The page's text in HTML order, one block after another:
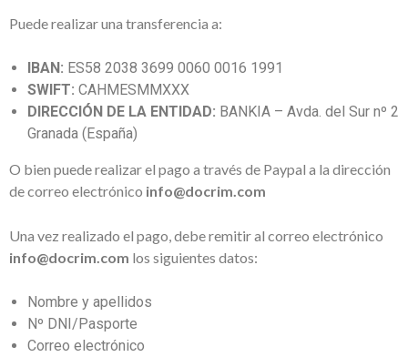
Puede realizar una transferencia a:
IBAN: ES58 2038 3699 0060 0016 1991
SWIFT: CAHMESMMXXX
DIRECCIÓN DE LA ENTIDAD: BANKIA – Avda. del Sur nº 2
Granada (España)
O bien puede realizar el pago a través de Paypal a la dirección
de correo electrónico info@docrim.com
Una vez realizado el pago, debe remitir al correo electrónico
info@docrim.com los siguientes datos:
Nombre y apellidos
Nº DNI/Pasporte
Correo electrónico